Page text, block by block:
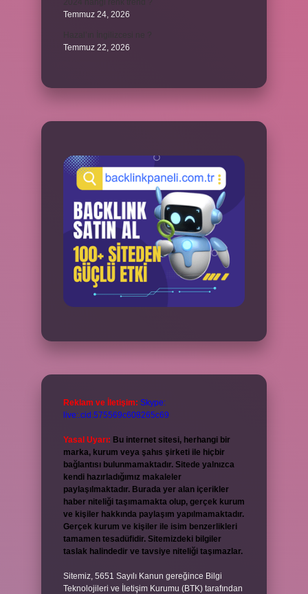
Temmuz 24, 2026
Temmuz 22, 2026
Reklam ve İletişim: Skype:
live:.cid.575569c608265c69
Yasal Uyarı: Bu internet sitesi, herhangi bir
marka, kurum veya şahıs şirketi ile hiçbir
bağlantısı bulunmamaktadır. Sitede yalnızca
kendi hazırladığımız makaleler
paylaşılmaktadır. Burada yer alan içerikler
haber niteliği taşımamakta olup, gerçek kurum
ve kişiler hakkında paylaşım yapılmamaktadır.
Gerçek kurum ve kişiler ile isim benzerlikleri
tamamen tesadüfidir. Sitemizdeki bilgiler
taslak halindedir ve tavsiye niteliği taşımazlar.
Sitemiz, 5651 Sayılı Kanun gereğince Bilgi
Teknolojileri ve İletişim Kurumu (BTK) tarafından